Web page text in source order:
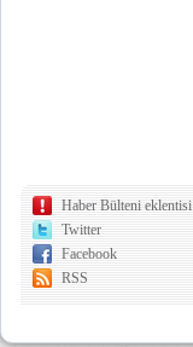
Haber Bülteni eklentisi
Twitter
Facebook
RSS